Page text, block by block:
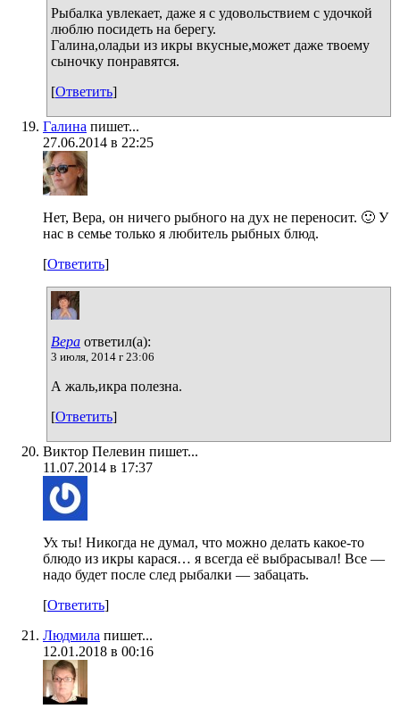
Рыбалка увлекает, даже я с удовольствием с удочкой
люблю посидеть на берегу.
Галина,оладьи из икры вкусные,может даже твоему
сыночку понравятся.
[Ответить]
Галина пишет...
27.06.2014 в 22:25
Нет, Вера, он ничего рыбного на дух не переносит. 🙂 У
нас в семье только я любитель рыбных блюд.
[Ответить]
Вера ответил(а):
3 июля, 2014 г 23:06
А жаль,икра полезна.
[Ответить]
Виктор Пелевин пишет...
11.07.2014 в 17:37
Ух ты! Никогда не думал, что можно делать какое-то
блюдо из икры карася… я всегда её выбрасывал! Все —
надо будет после след рыбалки — забацать.
[Ответить]
Людмила пишет...
12.01.2018 в 00:16